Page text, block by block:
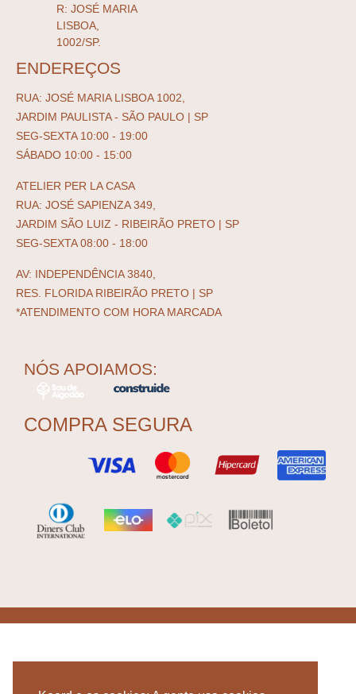
R: JOSÉ MARIA
LISBOA,
1002/SP.
ENDEREÇOS
RUA: JOSÉ MARIA LISBOA 1002,
JARDIM PAULISTA - SÃO PAULO | SP
SEG-SEXTA 10:00 - 19:00
SÁBADO 10:00 - 15:00
ATELIER PER LA CASA
RUA: JOSÉ SAPIENZA 349,
JARDIM SÃO LUIZ - RIBEIRÃO PRETO | SP
SEG-SEXTA 08:00 - 18:00
AV: INDEPENDÊNCIA 3840,
RES. FLORIDA RIBEIRÃO PRETO | SP
*ATENDIMENTO COM HORA MARCADA
NÓS APOIAMOS:
COMPRA SEGURA